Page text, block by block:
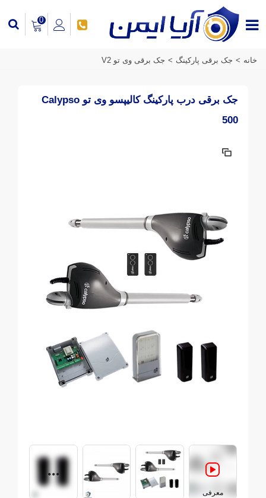
0
خانه > جک برقی پارکینگ > جک برقی وی تو V2
جک برقی درب پارکینگ کالیپسو وی تو Calypso
500
معرفی